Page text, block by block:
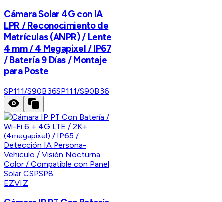
Cámara Solar 4G con IA
LPR / Reconocimiento de
Matrículas (ANPR) / Lente
4 mm / 4 Megapixel / IP67
/ Batería 9 Días / Montaje
para Poste
SP111/S90B36SP111/S90B36
EZVIZ